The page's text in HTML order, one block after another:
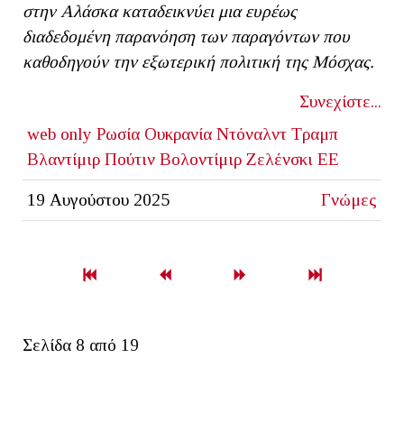
στην Αλάσκα καταδεικνύει μια ευρέως
διαδεδομένη παρανόηση των παραγόντων που
καθοδηγούν την εξωτερική πολιτική της Μόσχας.
Συνεχίστε...
web only Ρωσία Ουκρανία Ντόναλντ Τραμπ
Βλαντίμιρ Πούτιν Βολοντίμιρ Ζελένσκι ΕΕ
19 Αυγούστου 2025 Γνώμες
Σελίδα 8 από 19